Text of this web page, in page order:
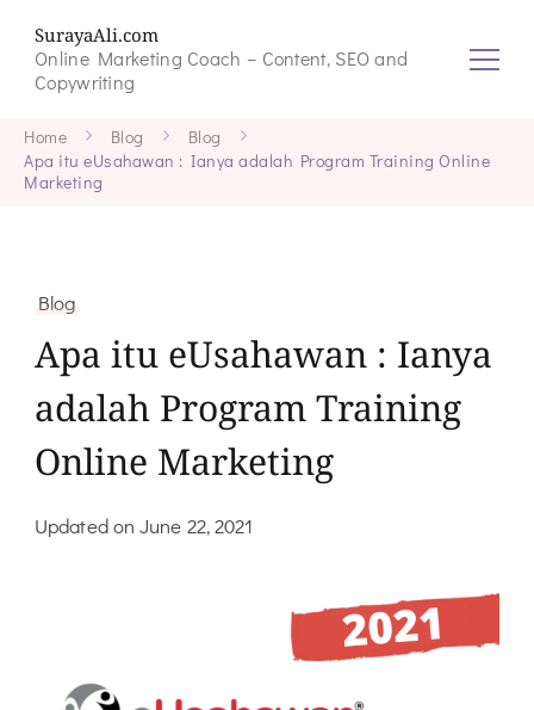
SurayaAli.com
Online Marketing Coach – Content, SEO and
Copywriting
Home Blog
Blog
Apa itu eUsahawan : Ianya adalah Program Training Online
Marketing
Blog
Apa itu eUsahawan : Ianya
adalah Program Training
Online Marketing
Updated onJune 22, 2021